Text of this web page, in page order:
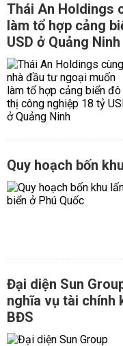
Thái An Holdings
làm tổ hợp cảng
USD ở Quảng Ninh
Quy hoạch bốn
Đại diện Sun
nghĩa vụ tài chính
BĐS